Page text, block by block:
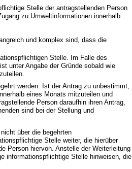
Stelle der antragstellenden Person
zu Umweltinformationen innerhalb
und komplex sind, dass die
Stelle. Im Falle des
unter Angabe der Gründe sobald wie
werden. Ist der Antrag zu unbestimmt,
eines Monats mitzuteilen und
Person daraufhin ihren Antrag,
sind bei der Stellung und
über die begehrten
Stelle weiter, die hierüber
Person hiervon. Anstelle der Weiterleitung
informationspflichtige Stelle hinweisen, die